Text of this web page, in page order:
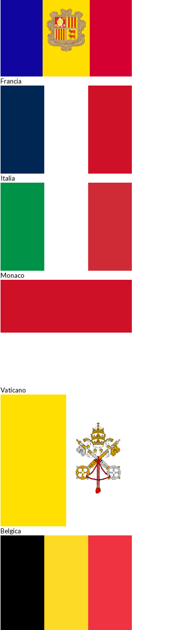
Francia
Italia
Monaco
Vaticano
Belgica